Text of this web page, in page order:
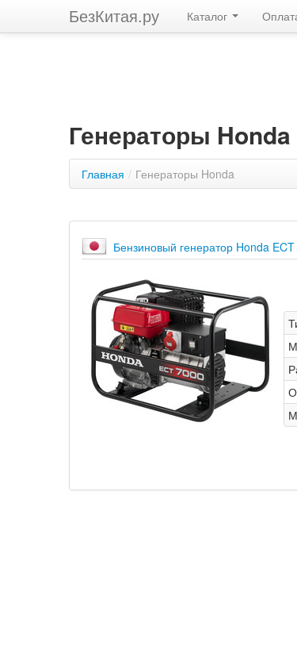
БезКитая.ру Каталог
Генераторы Honda
Главная / Генераторы Honda
Бензиновый генератор Honda